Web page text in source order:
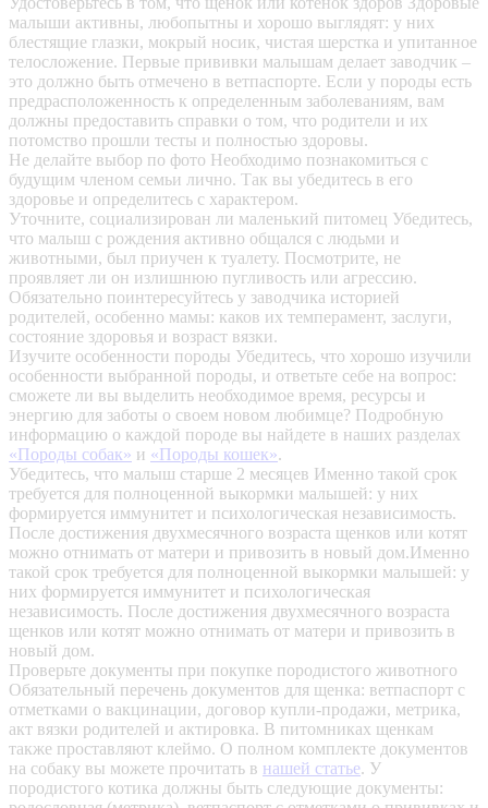
малыши активны, любопытны и хорошо выглядят: у них
блестящие глазки, мокрый носик, чистая шерстка и упитанное
телосложение. Первые прививки малышам делает заводчик –
это должно быть отмечено в ветпаспорте. Если у породы есть
предрасположенность к определенным заболеваниям, вам
должны предоставить справки о том, что родители и их
потомство прошли тесты и полностью здоровы.
Не делайте выбор по фото Необходимо познакомиться с
будущим членом семьи лично. Так вы убедитесь в его
здоровье и определитесь с характером.
Уточните, социализирован ли маленький питомец Убедитесь,
что малыш с рождения активно общался с людьми и
животными, был приучен к туалету. Посмотрите, не
проявляет ли он излишнюю пугливость или агрессию.
Обязательно поинтересуйтесь у заводчика историей
родителей, особенно мамы: каков их темперамент, заслуги,
состояние здоровья и возраст вязки.
Изучите особенности породы Убедитесь, что хорошо изучили
особенности выбранной породы, и ответьте себе на вопрос:
сможете ли вы выделить необходимое время, ресурсы и
энергию для заботы о своем новом любимце? Подробную
информацию о каждой породе вы найдете в наших разделах
«Породы собак» и «Породы кошек».
Убедитесь, что малыш старше 2 месяцев Именно такой срок
требуется для полноценной выкормки малышей: у них
формируется иммунитет и психологическая независимость.
После достижения двухмесячного возраста щенков или котят
можно отнимать от матери и привозить в новый дом.Именно
такой срок требуется для полноценной выкормки малышей: у
них формируется иммунитет и психологическая
независимость. После достижения двухмесячного возраста
щенков или котят можно отнимать от матери и привозить в
новый дом.
Проверьте документы при покупке породистого животного
Обязательный перечень документов для щенка: ветпаспорт с
отметками о вакцинации, договор купли-продажи, метрика,
акт вязки родителей и актировка. В питомниках щенкам
также проставляют клеймо. О полном комплекте документов
на собаку вы можете прочитать в нашей статье. У
породистого котика должны быть следующие документы: